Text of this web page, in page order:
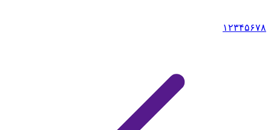
۱۲۳۴۵۶۷۸